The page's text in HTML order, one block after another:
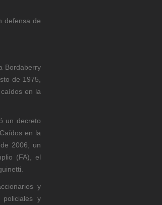
defensa de
Bordaberry
de 1975,
en la
un decreto
en la
2006, un
(FA), el
y
policiales y